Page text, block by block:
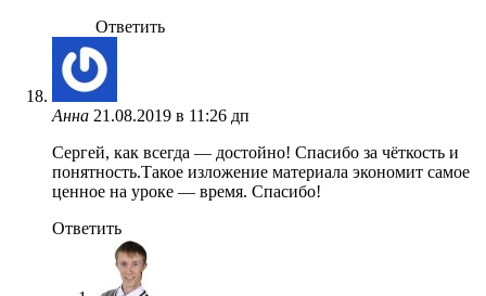
Ответить
Анна 21.08.2019 в 11:26 дп
Сергей, как всегда — достойно! Спасибо за чёткость и
понятность.Такое изложение материала экономит самое
ценное на уроке — время. Спасибо!
Ответить